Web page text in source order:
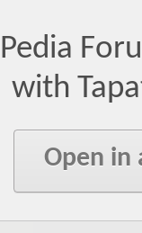
with
Open in